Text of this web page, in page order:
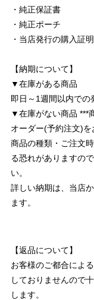
・純正保証書
・純正ポーチ
・当店発行の購入証
【納期について】
▼在庫がある商品
即日～1週間以内での
▼在庫がない商品 ***
オーダー(予約注文)を
商品の種類・ご注文
る恐れがありますの
い。
詳しい納期は、当店
ます。
【返品について】
お客様のご都合によ
しておりませんので
します。